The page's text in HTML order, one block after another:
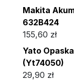
Makita
632B424
155,60 zł
Yato
(Yt74050)
29,90 zł